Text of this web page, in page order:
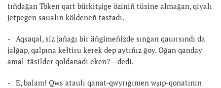
tıñdağan Töken qart bürkitşige öziniñ tüsine almağan, qiyalı
jetpegen saualın köldeneñ tastadı.
- Aqsaqal, siz jañağı bir äñgimeñizde sınğan qauırsındı da
jalğap, qalpına keltiru kerek dep aytıñız ğoy. Oğan qanday
amal-täsilder qoldanadı eken? – dedi.
- E, balam! Qws ataulı qanat-qwyrığımen wşıp-qonatının